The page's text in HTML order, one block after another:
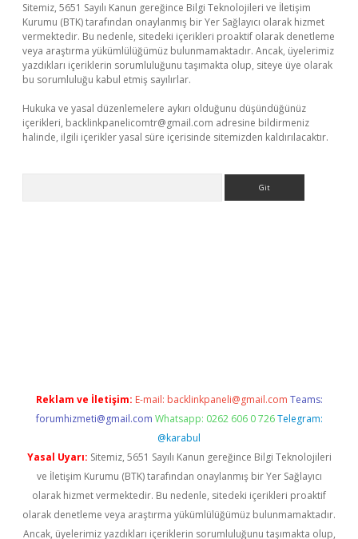
Sitemiz, 5651 Sayılı Kanun gereğince Bilgi Teknolojileri ve İletişim
Kurumu (BTK) tarafından onaylanmış bir Yer Sağlayıcı olarak hizmet
vermektedir. Bu nedenle, sitedeki içerikleri proaktif olarak denetleme
veya araştırma yükümlülüğümüz bulunmamaktadır. Ancak, üyelerimiz
yazdıkları içeriklerin sorumluluğunu taşımakta olup, siteye üye olarak
bu sorumluluğu kabul etmiş sayılırlar.
Hukuka ve yasal düzenlemelere aykırı olduğunu düşündüğünüz
içerikleri, backlinkpanelicomtr@gmail.com adresine bildirmeniz
halinde, ilgili içerikler yasal süre içerisinde sitemizden kaldırılacaktır.
Reklam ve İletişim: E-mail: backlinkpaneli@gmail.com Teams:
forumhizmeti@gmail.com Whatsapp: 0262 606 0 726 Telegram:
@karabul
Yasal Uyarı: Sitemiz, 5651 Sayılı Kanun gereğince Bilgi Teknolojileri
ve İletişim Kurumu (BTK) tarafından onaylanmış bir Yer Sağlayıcı
olarak hizmet vermektedir. Bu nedenle, sitedeki içerikleri proaktif
olarak denetleme veya araştırma yükümlülüğümüz bulunmamaktadır.
Ancak, üyelerimiz yazdıkları içeriklerin sorumluluğunu taşımakta olup,